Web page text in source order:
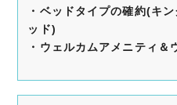
・ベッドタイプの確約(キ
ッド)
・ウェルカムアメニティ＆